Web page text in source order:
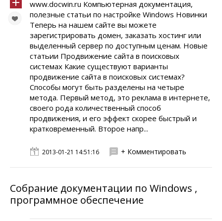
www.docwin.ru Компьютерная документация,
полезные статьи по настройке Windows Новинки
Теперь на нашем сайте вы можете
зарегистрировать домен, заказать хостинг или
выделенный сервер по доступным ценам. Новые
статьии Продвижение сайта в поисковых
системах Какие существуют варианты
продвижение сайта в поисковых системах?
Способы могут быть разделены на четыре
метода. Первый метод, это реклама в интернете,
своего рода количественный способ
продвижения, и его эффект скорее быстрый и
кратковременный. Второе напр...
2013-01-21 14:51:16 + Комментировать
Собрание документации по Windows ,
программное обеспечение